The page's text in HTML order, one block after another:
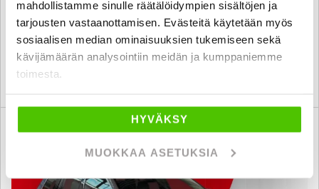
mahdollistamme sinulle räätälöidympien sisältöjen ja
tarjousten vastaanottamisen. Evästeitä käytetään myös
sosiaalisen median ominaisuuksien tukemiseen sekä
kävijämäärän analysointiin meidän ja kumppaniemme
toimesta.
HYVÄKSY
MUOKKAA ASETUKSIA
23 790 €
alk. 247 € / kk
tampere
KATSO TIEDOT
6 kk korotonta ja kulutonta